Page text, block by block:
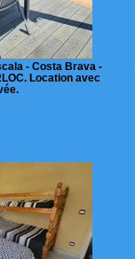
- Costa Brava -
Location avec